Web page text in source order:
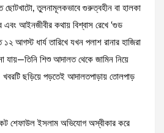
ছোটখাটো, তুলনামূলকভাবে গুরুত্বহীন বা হালকা
এবং আইনজীবীর কথায় বিশ্বাস রেখে ‘গুড
আগস্ট ধার্য তারিখে যখন পলাশ রানার হাজিরা
যায়—তিনি শিশু আদালত থেকে জামিন নিয়ে
খবরটি ছড়িয়ে পড়তেই আদালতপাড়ায় তোলপাড়
শেফাউল ইসলাম অভিযোগ অস্বীকার করে